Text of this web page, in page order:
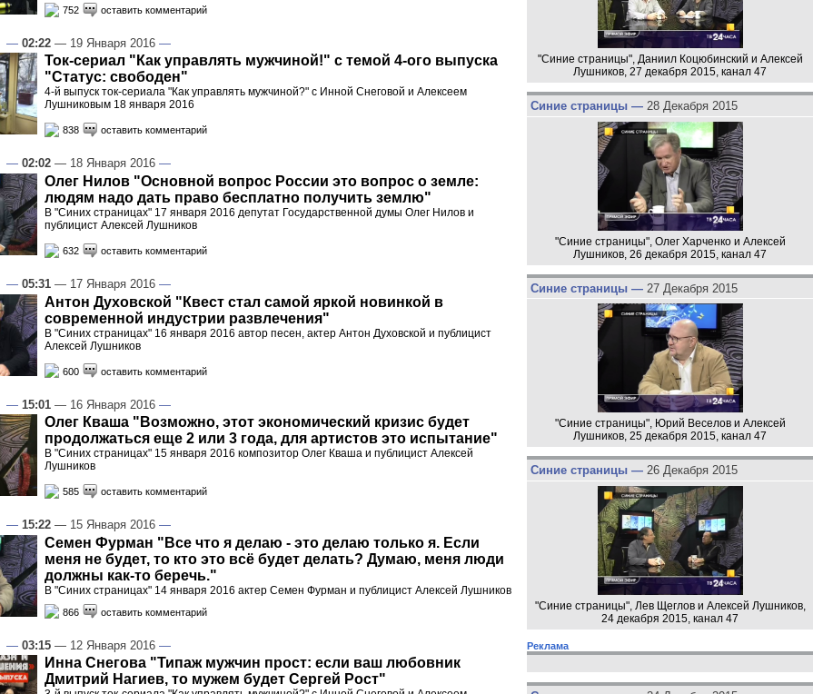
752 оставить комментарий
— 02:22 — 19 Января 2016 —
Ток-сериал "Как управлять мужчиной!" с темой 4-ого выпуска
"Статус: свободен"
4-й выпуск ток-сериала "Как управлять мужчиной?" с Инной Снеговой и Алексеем
Лушниковым 18 января 2016
838 оставить комментарий
— 02:02 — 18 Января 2016 —
Олег Нилов "Основной вопрос России это вопрос о земле:
людям надо дать право бесплатно получить землю"
В "Синих страницах" 17 января 2016 депутат Государственной думы Олег Нилов и
публицист Алексей Лушников
632 оставить комментарий
— 05:31 — 17 Января 2016 —
Антон Духовской "Квест стал самой яркой новинкой в
современной индустрии развлечения"
В "Синих страницах" 16 января 2016 автор песен, актер Антон Духовской и публицист
Алексей Лушников
600 оставить комментарий
— 15:01 — 16 Января 2016 —
Олег Кваша "Возможно, этот экономический кризис будет
продолжаться еще 2 или 3 года, для артистов это испытание"
В "Синих страницах" 15 января 2016 композитор Олег Кваша и публицист Алексей
Лушников
585 оставить комментарий
— 15:22 — 15 Января 2016 —
Семен Фурман "Все что я делаю - это делаю только я. Если
меня не будет, то кто это всё будет делать? Думаю, меня люди
должны как-то беречь."
В "Синих страницах" 14 января 2016 актер Семен Фурман и публицист Алексей Лушников
866 оставить комментарий
— 03:15 — 12 Января 2016 —
Инна Снегова "Типаж мужчин прост: если ваш любовник
Дмитрий Нагиев, то мужем будет Сергей Рост"
"Синие страницы", Даниил Коцюбинский и Алексей
Лушников, 27 декабря 2015, канал 47
Синие страницы — 28 Декабря 2015
"Синие страницы", Олег Харченко и Алексей
Лушников, 26 декабря 2015, канал 47
Синие страницы — 27 Декабря 2015
"Синие страницы", Юрий Веселов и Алексей
Лушников, 25 декабря 2015, канал 47
Синие страницы — 26 Декабря 2015
"Синие страницы", Лев Щеглов и Алексей Лушников,
24 декабря 2015, канал 47
Реклама